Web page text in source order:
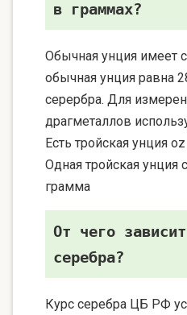
в граммах?
Обычная унция имеет
обычная унция равна
серербра. Для
драгметаллов
Есть тройская унция
Одная тройская унция
грамма
От чего
серебра?
Курс серебра ЦБ РФ